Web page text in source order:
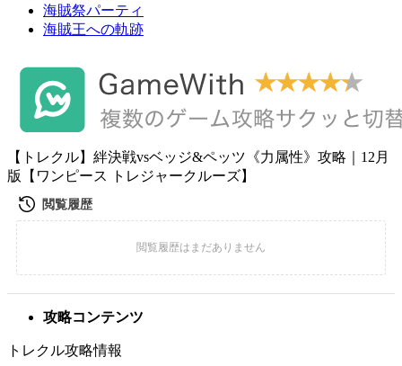
海賊祭パーティ
海賊王への軌跡
【トレクル】絆決戦vsベッジ&ペッツ《力属性》攻略｜12月
版【ワンピース トレジャークルーズ】
攻略コンテンツ
トレクル攻略情報